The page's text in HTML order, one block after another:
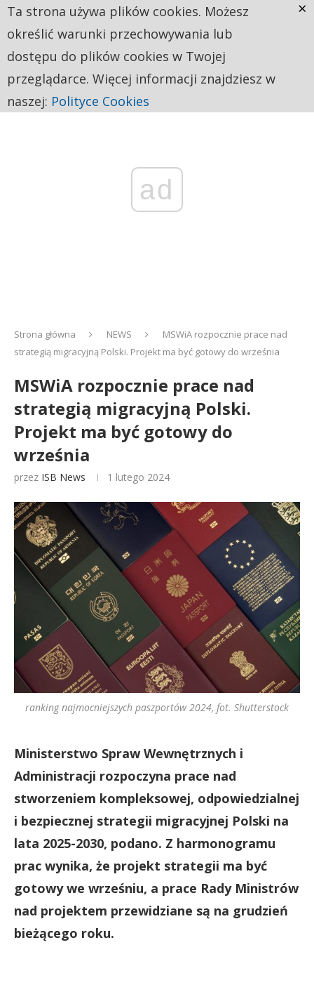
ad
Strona główna NEWS
MSWiA rozpocznie prace nad
strategią migracyjną Polski. Projekt ma być gotowy do września
MSWiA rozpocznie prace nad
strategią migracyjną Polski.
Projekt ma być gotowy do
września
przez ISB News 1 lutego 2024
ranking najmocniejszych paszportów 2024, fot. Shutterstock
Ministerstwo Spraw Wewnętrznych i
Administracji rozpoczyna prace nad
stworzeniem kompleksowej, odpowiedzialnej
i bezpiecznej strategii migracyjnej Polski na
lata 2025-2030, podano. Z harmonogramu
prac wynika, że projekt strategii ma być
gotowy we wrześniu, a prace Rady Ministrów
nad projektem przewidziane są na grudzień
bieżącego roku.
Ta strona używa plików cookies. Możesz
określić warunki przechowywania lub
dostępu do plików cookies w Twojej
przeglądarce. Więcej informacji znajdziesz w
naszej: Polityce Cookies
×